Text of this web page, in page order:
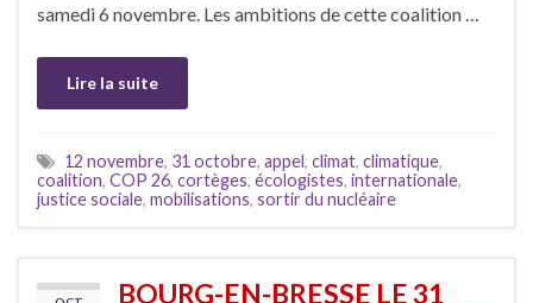
samedi 6 novembre. Les ambitions de cette coalition …
Lire la suite
12 novembre, 31 octobre, appel, climat, climatique,
coalition, COP 26, cortèges, écologistes, internationale,
justice sociale, mobilisations, sortir du nucléaire
BOURG-EN-BRESSE LE 31